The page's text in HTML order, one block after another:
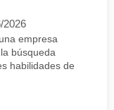
2026
empresa
búsqueda
habilidades de